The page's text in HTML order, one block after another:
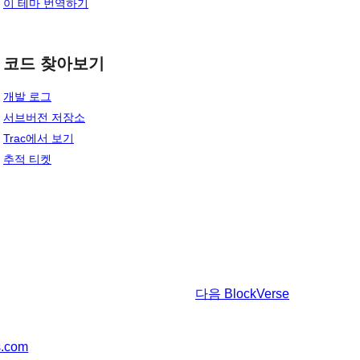
이 테마 번역하기
코드 찾아보기
개발 로그
서브버전 저장소
Trac에서 보기
추적 티켓
다음 BlockVerse